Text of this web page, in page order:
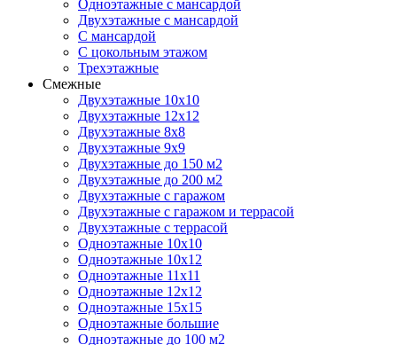
Одноэтажные с мансардой
Двухэтажные с мансардой
С мансардой
С цокольным этажом
Трехэтажные
Смежные
Двухэтажные 10х10
Двухэтажные 12х12
Двухэтажные 8х8
Двухэтажные 9х9
Двухэтажные до 150 м2
Двухэтажные до 200 м2
Двухэтажные с гаражом
Двухэтажные с гаражом и террасой
Двухэтажные с террасой
Одноэтажные 10х10
Одноэтажные 10х12
Одноэтажные 11х11
Одноэтажные 12х12
Одноэтажные 15х15
Одноэтажные большие
Одноэтажные до 100 м2